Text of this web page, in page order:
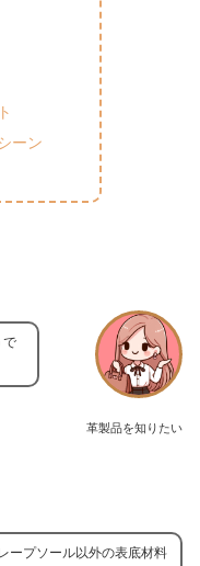
ーン
革製品を知りたい
で
ープソール以外の表底材料